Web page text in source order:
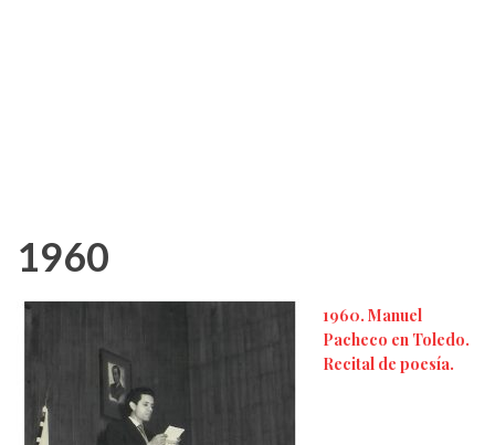
1960
1960. Manuel
Pacheco en Toledo.
Recital de poesía.